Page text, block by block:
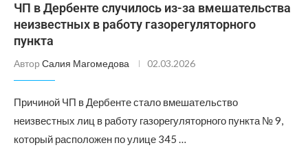
ЧП в Дербенте случилось из-за вмешательства
неизвестных в работу газорегуляторного
пункта
Автор Салия Магомедова 02.03.2026
Причиной ЧП в Дербенте стало вмешательство
неизвестных лиц в работу газорегуляторного пункта № 9,
который расположен по улице 345 …